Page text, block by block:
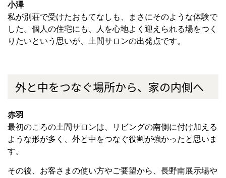
小澤
私が別荘で受けたおもてなしも、まさにそのような体験で
した。個人の住宅にも、人を心地よく迎えられる場をつく
りたいという思いが、土間サロンの出発点です。
外と中をつなぐ場所から、家の内側へ
赤羽
最初のころの土間サロンは、リビングの南側に付け加える
ような形が多く、外と中をつなぐ役割が強かったと思いま
す。
その後、お客さまの使い方やご要望から、長野南展示場や